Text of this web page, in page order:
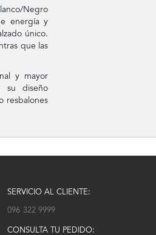
Negro
energía y
único.
que las
y mayor
su diseño
resbalones
SERVICIO AL CLIENTE:
096 322 9999
CONSULTA TU PEDIDO: